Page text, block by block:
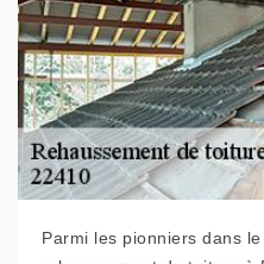
Parmi les pionniers dans le